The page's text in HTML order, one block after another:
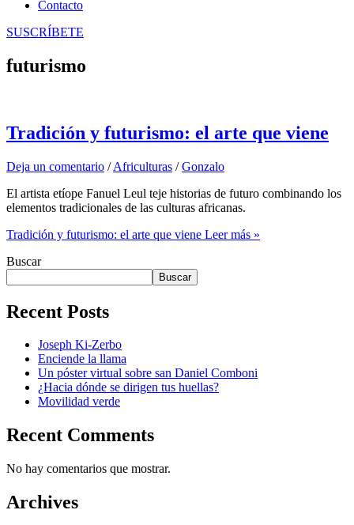
Contacto
SUSCRÍBETE
futurismo
Tradición y futurismo: el arte que viene
Deja un comentario /Africulturas /Gonzalo
El artista etíope Fanuel Leul teje historias de futuro combinando los
elementos tradicionales de las culturas africanas.
Tradición y futurismo: el arte que viene Leer más »
Buscar
Buscar
Recent Posts
Joseph Ki-Zerbo
Enciende la llama
Un póster virtual sobre san Daniel Comboni
¿Hacia dónde se dirigen tus huellas?
Movilidad verde
Recent Comments
No hay comentarios que mostrar.
Archives